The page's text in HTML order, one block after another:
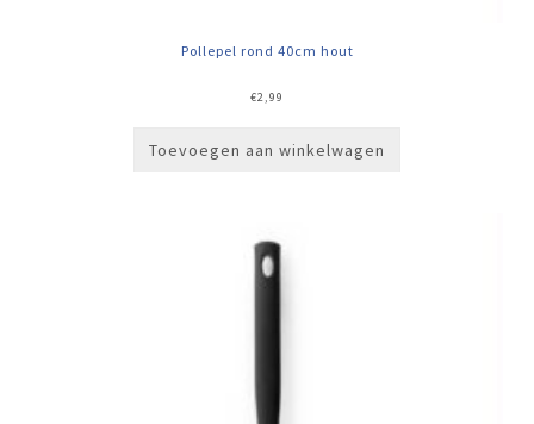
Pollepel rond 40cm hout
€2,99
Toevoegen aan winkelwagen